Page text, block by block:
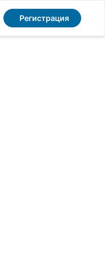
Регистрация